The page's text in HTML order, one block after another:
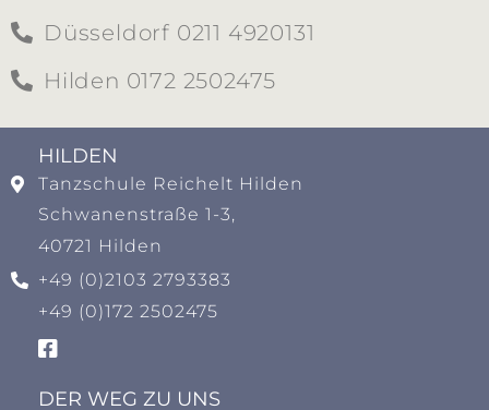
Düsseldorf 0211 4920131
Hilden 0172 2502475
HILDEN​
Tanzschule Reichelt Hilden
Schwanenstraße 1-3,
40721 Hilden
+49 (0)2103 2793383
+49 (0)172 2502475
DER WEG ZU UNS